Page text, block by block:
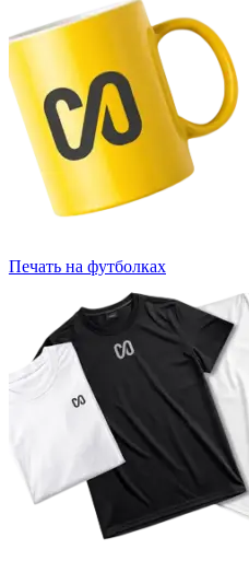
Печать на футболках